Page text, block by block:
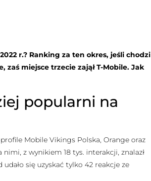
r.? Ranking za ten okres, jeśli chodzi
miejsce trzecie zajął T-Mobile. Jak
popularni na
Mobile Vikings Polska, Orange oraz
z wynikiem 18 tys. interakcji, znalazł
się uzyskać tylko 42 reakcje ze